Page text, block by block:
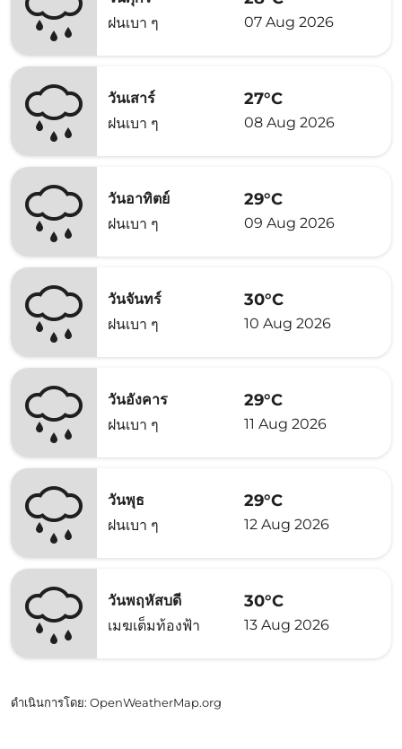
ฝนเบา ๆ
07 Aug 2026
วันเสาร์
ฝนเบา ๆ
27°C
08 Aug 2026
วันอาทิตย์
ฝนเบา ๆ
29°C
09 Aug 2026
วันจันทร์
ฝนเบา ๆ
30°C
10 Aug 2026
วันอังคาร
ฝนเบา ๆ
29°C
11 Aug 2026
วันพุธ
ฝนเบา ๆ
29°C
12 Aug 2026
วันพฤหัสบดี
เมฆเต็มท้องฟ้า
30°C
13 Aug 2026
ดำเนินการโดย: OpenWeatherMap.org